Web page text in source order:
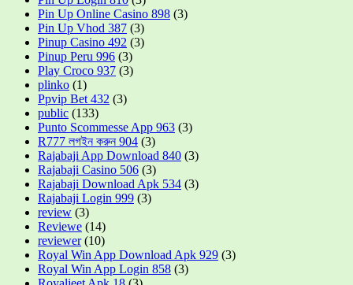
Pin Up Online Casino 898 (3)
Pin Up Vhod 387 (3)
Pinup Casino 492 (3)
Pinup Peru 996 (3)
Play Croco 937 (3)
plinko (1)
Ppvip Bet 432 (3)
public (133)
Punto Scommesse App 963 (3)
R777 লগইন করুন 904 (3)
Rajabaji App Download 840 (3)
Rajabaji Casino 506 (3)
Rajabaji Download Apk 534 (3)
Rajabaji Login 999 (3)
review (3)
Reviewe (14)
reviewer(10)
Royal Win App Download Apk 929 (3)
Royal Win App Login 858 (3)